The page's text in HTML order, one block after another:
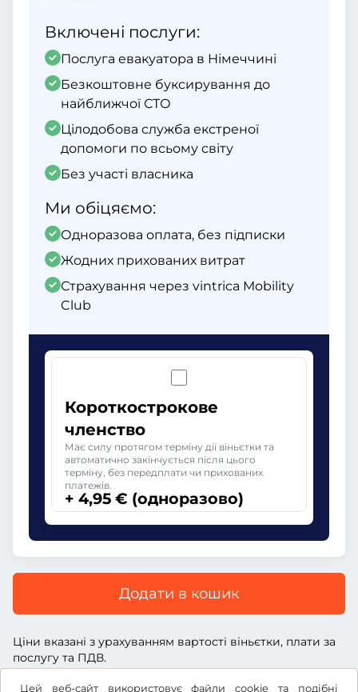
Цей веб-сайт використовує файли cookie та подібні
Включені послуги:
Послуга евакуатора в Німеччині
Безкоштовне буксирування до
найближчої СТО
Цілодобова служба екстреної
допомоги по всьому світу
Без участі власника
Ми обіцяємо:
Одноразова оплата, без підписки
Жодних прихованих витрат
Страхування через vintrica Mobility
Club
Короткострокове
членство
Має силу протягом терміну дії віньєтки та
автоматично закінчується після цього
терміну, без передплати чи прихованих
платежів.
+ 4,95 € (одноразово)
Додати в кошик
Ціни вказані з урахуванням вартості віньєтки, плати за
послугу та ПДВ.